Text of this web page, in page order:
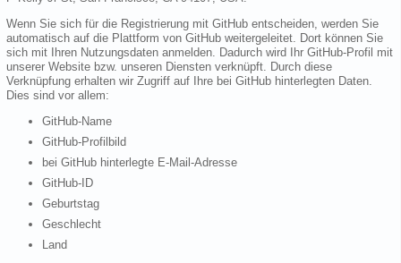
Wenn Sie sich für die Registrierung mit GitHub entscheiden, werden Sie
automatisch auf die Plattform von GitHub weitergeleitet. Dort können Sie
sich mit Ihren Nutzungsdaten anmelden. Dadurch wird Ihr GitHub-Profil mit
unserer Website bzw. unseren Diensten verknüpft. Durch diese
Verknüpfung erhalten wir Zugriff auf Ihre bei GitHub hinterlegten Daten.
Dies sind vor allem:
GitHub-Name
GitHub-Profilbild
bei GitHub hinterlegte E-Mail-Adresse
GitHub-ID
Geburtstag
Geschlecht
Land